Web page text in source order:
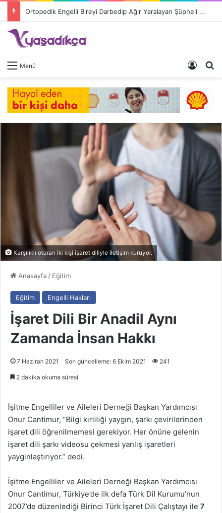
Ortopedik Engelli Bireyi Darbedip Ağır Yaralayan Şüpheli Tutuklandı
Menü Giriş
Karşılıklı oturan iki kişi işaret diliyle iletişim kuruyor.
Anasayfa / Eğitim
Eğitim Engelli Hakları
İşaret Dili Bir Anadil Aynı
Zamanda İnsan Hakkı
7 Haziran 2021 Son güncelleme: 6 Ekim 2021 241
2 dakika okuma süresi
İşitme Engelliler ve Aileleri Derneği Başkan Yardımcısı
Onur Cantimur, “Bilgi kirliliği yaygın, şarkı çevirilerinden
işaret dili öğrenilmemesi gerekiyor. Her önüne gelenin
işaret dili şarkı videosu çekmesi yanlış işaretleri
yaygınlaştırıyor.” dedi.
İşitme Engelliler ve Aileleri Derneği Başkan Yardımcısı
Onur Cantimur, Türkiye’de ilk defa Türk Dil Kurumu’nun
2007’de düzenlediği Birinci Türk İşaret Dili Çalıştayı ile 7